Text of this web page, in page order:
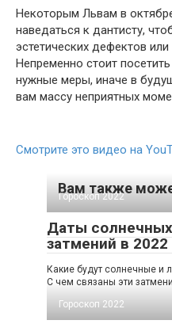
Некоторым Львам в
наведаться к дантисту,
эстетических дефектов
Непременно стоит
нужные меры, иначе в
вам массу неприятных
Смотрите это видео на
Вам также
Гороскоп 2022
Даты
затмений в 2022
Какие будут солнечные и
С чем связаны эти
Гороскоп 2022